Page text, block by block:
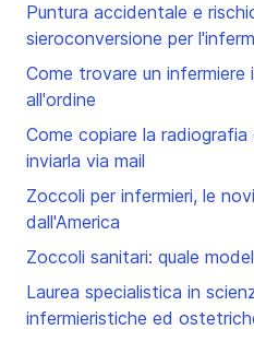
Puntura accidentale e
sieroconversione per
Come trovare un infermiere
all'ordine
Come copiare la radiografia
inviarla via mail
Zoccoli per infermieri, le
dall'America
Zoccoli sanitari: quale
Laurea specialistica in
infermieristiche ed